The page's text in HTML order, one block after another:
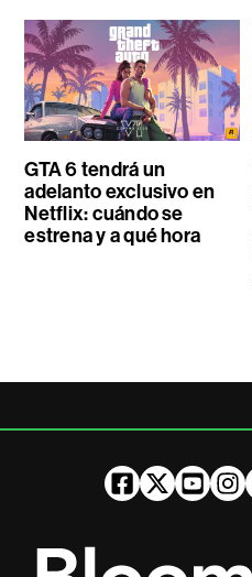
GTA 6 tendrá un
adelanto exclusivo en
Netflix: cuándo se
estrena y a qué hora